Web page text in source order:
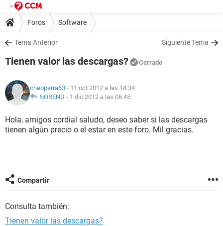
Foros Software
Tema Anterior Siguiente Tema
Tienen valor las descargas? Cerrado
cheoparra63 - 11 oct 2012 a las 18:34
NOREND - 1 dic 2012 a las 06:45
Hola, amigos cordial saludo, deseo saber si las descargas
tienen algùn precio o el estar en este foro. Mil gracias.
Compartir
Consulta también:
Tienen valor las descargas?